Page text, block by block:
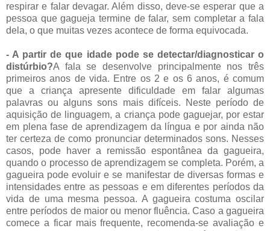
respirar e falar devagar. Além disso, deve-se esperar que a
pessoa que gagueja termine de falar, sem completar a fala
dela, o que muitas vezes acontece de forma equivocada.
- A partir de que idade pode se detectar/diagnosticar o
distúrbio?A fala se desenvolve principalmente nos três
primeiros anos de vida. Entre os 2 e os 6 anos, é comum
que a criança apresente dificuldade em falar algumas
palavras ou alguns sons mais difíceis. Neste período de
aquisição de linguagem, a criança pode gaguejar, por estar
em plena fase de aprendizagem da língua e por ainda não
ter certeza de como pronunciar determinados sons. Nesses
casos, pode haver a remissão espontânea da gagueira,
quando o processo de aprendizagem se completa. Porém, a
gagueira pode evoluir e se manifestar de diversas formas e
intensidades entre as pessoas e em diferentes períodos da
vida de uma mesma pessoa. A gagueira costuma oscilar
entre períodos de maior ou menor fluência. Caso a gagueira
comece a ficar mais frequente, recomenda-se avaliação e